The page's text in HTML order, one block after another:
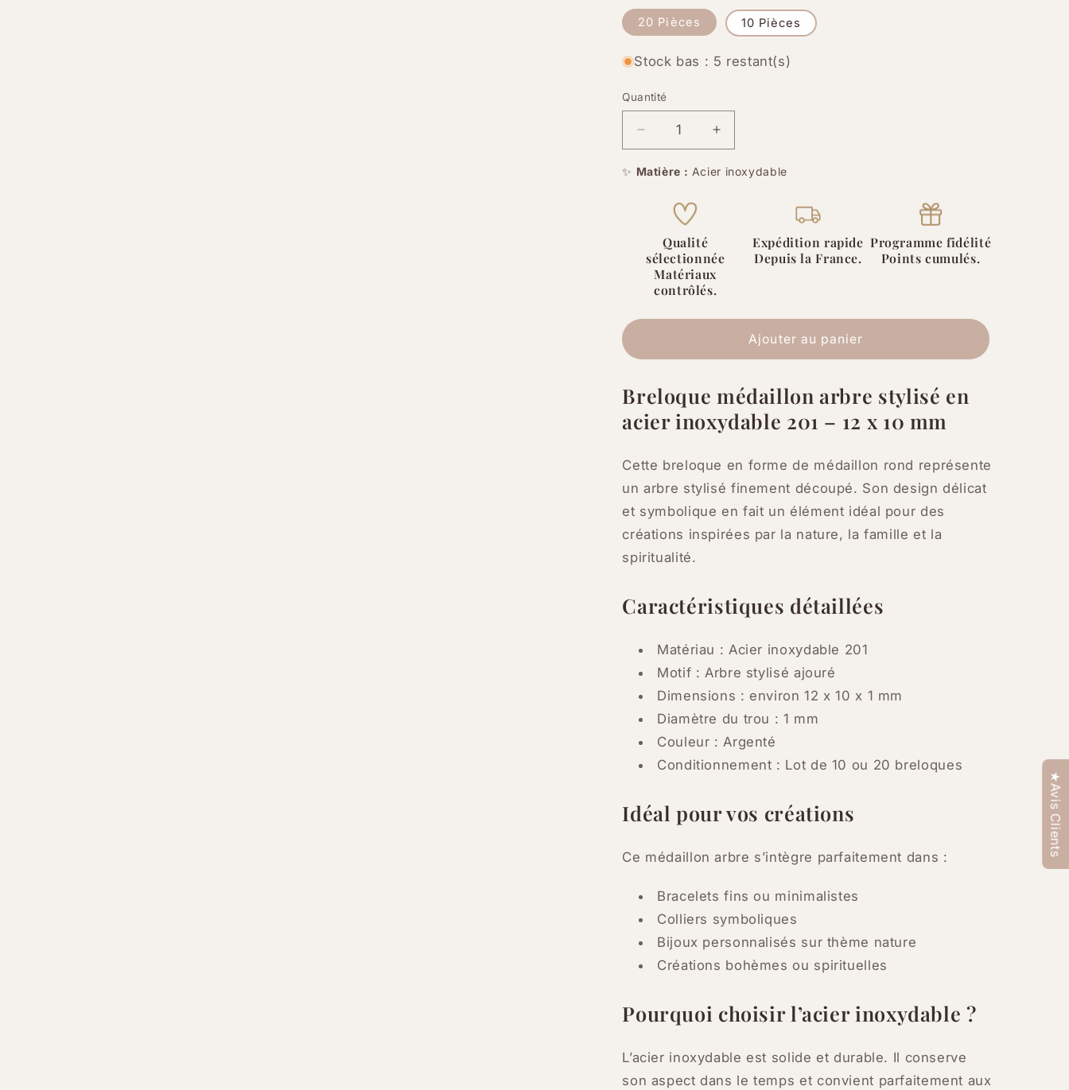
20 Pièces 10 Pièces
Stock bas : 5 restant(s)
Quantité
Quantité
Réduire
la
quantité
Breloque
Médaillon
Arbre
Stylisé
acier
inoxydable
mm
Lot
de
10
20
Augmenter
la
quantité
Stylisé
acier
inoxydable
mm
Lot
de
10
20
✨ Matière : Acier inoxydable
Qualité
sélectionnée
Matériaux
contrôlés.
Expédition rapide
Depuis la France.
Programme fidélité
Points cumulés.
Ajouter au panier
Breloque médaillon arbre stylisé en
acier inoxydable 201 – 12 x 10 mm
Cette breloque en forme de médaillon rond représente
un arbre stylisé finement découpé. Son design délicat
et symbolique en fait un élément idéal pour des
créations inspirées par la nature, la famille et la
spiritualité.
Caractéristiques détaillées
Matériau : Acier inoxydable 201
Motif : Arbre stylisé ajouré
Dimensions : environ 12 x 10 x 1 mm
Diamètre du trou : 1 mm
Couleur : Argenté
Conditionnement : Lot de 10 ou 20 breloques
Idéal pour vos créations
Ce médaillon arbre s’intègre parfaitement dans :
Bracelets fins ou minimalistes
Colliers symboliques
Bijoux personnalisés sur thème nature
Créations bohèmes ou spirituelles
Pourquoi choisir l’acier inoxydable ?
L’acier inoxydable est solide et durable. Il conserve
son aspect dans le temps et convient parfaitement aux
★Avis Clients